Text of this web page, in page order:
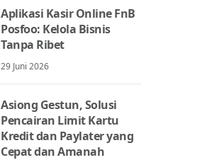
Aplikasi Kasir Online FnB
Posfoo: Kelola Bisnis
Tanpa Ribet
29 Juni 2026
Asiong Gestun, Solusi
Pencairan Limit Kartu
Kredit dan Paylater yang
Cepat dan Amanah